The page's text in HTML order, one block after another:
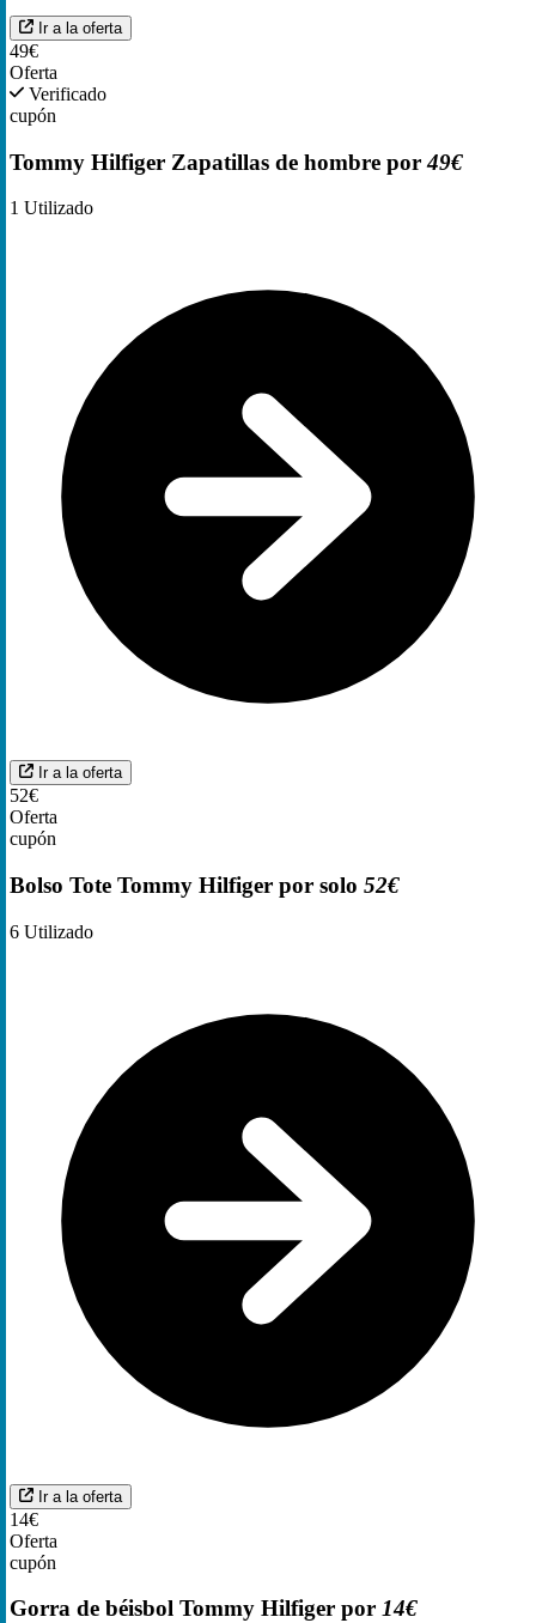
Ir a la oferta
49€
Oferta
Verificado
cupón
Tommy Hilfiger Zapatillas de hombre por49€
1 Utilizado
Ir a la oferta
52€
Oferta
cupón
Bolso Tote Tommy Hilfiger por solo 52€
6 Utilizado
Ir a la oferta
14€
Oferta
cupón
Gorra de béisbol Tommy Hilfiger por 14€